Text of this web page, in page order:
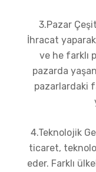
3.Pazar
İhracat
ve he farklı
pazarda
pazarlardaki
4.Teknolojik
ticaret,
eder. Farklı